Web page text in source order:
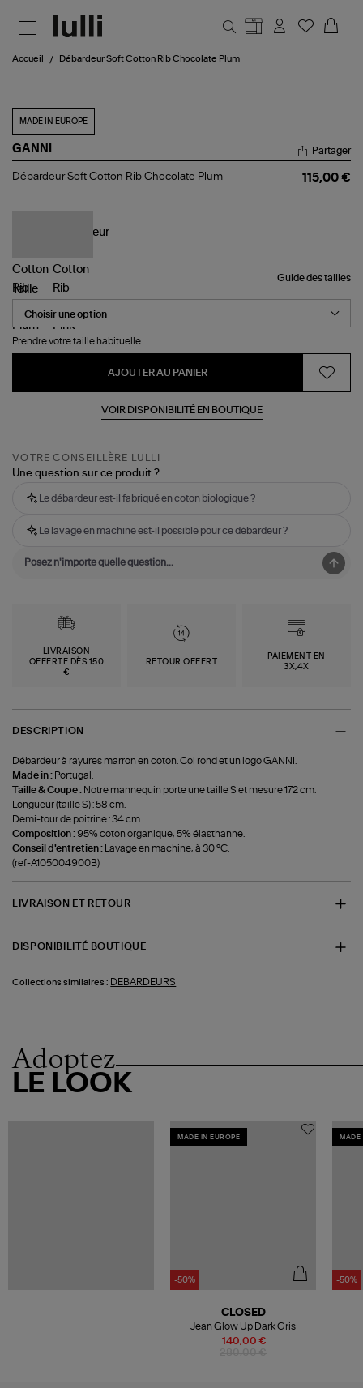
Accueil Débardeur Soft Cotton Rib Chocolate Plum
MADE IN EUROPE
GANNI
Débardeur
Partager
Débardeur Soft Cotton Rib Chocolate Plum 115,00 €
Guide des tailles
Taille
Prendre votre taille habituelle.
AJOUTER AU PANIER
VOIR DISPONIBILITÉ EN BOUTIQUE
VOTRE CONSEILLÈRE LULLI
Une question sur ce produit ?
Le débardeur est-il fabriqué en coton biologique ?
Le lavage en machine est-il possible pour ce débardeur ?
LIVRAISON
OFFERTE DÈS 150
€
RETOUR OFFERT
PAIEMENT EN
3X,4X
DESCRIPTION
Débardeur à rayures marron en coton. Col rond et un logo GANNI.
Made in : Portugal.
Taille & Coupe : Notre mannequin porte une taille S et mesure 172 cm.
Longueur (taille S) : 58 cm.
Demi-tour de poitrine : 34 cm.
Composition : 95% coton organique, 5% élasthanne.
Conseil d'entretien :
Lavage en machine, à 30 °C.
(ref-A105004900B)
LIVRAISON ET RETOUR
DISPONIBILITÉ BOUTIQUE
Collections similaires : DEBARDEURS
Adoptez
LE LOOK
MADE IN EUROPE
-50%
140,00 €
CLOSED
Jean Glow Up Dark Gris
MADE
-50%